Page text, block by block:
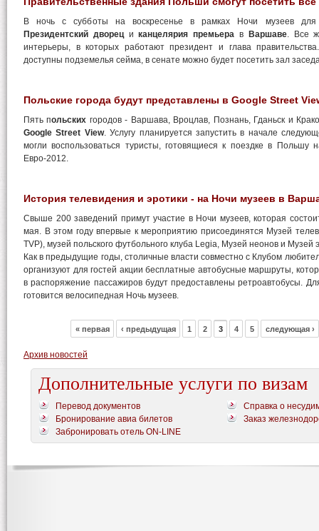
В ночь с субботы на воскресенье в рамках Ночи музеев для
Президентский дворециканцелярия премьера в Варшаве. Все
интерьеры, в которых работают президент и глава
доступны подземелья сейма, в сенате можно будет посетить зал
Польские города будут представлены в Google Street
Пять польских городов - Варшава, Вроцлав, Познань, Гданьск и
Google Street View. Услугу планируется запустить в начале
могли воспользоваться туристы, готовящиеся к поездке в Польшу
Евро-2012.
История телевидения и эротики - на Ночи музеев в
Свыше 200 заведений примут участие в Ночи музеев, которая
мая. В этом году впервые к мероприятию присоединятся Музей
TVP), музей польского футбольного клуба Legia, Музей неонов и Музей
Как в предыдущие годы, столичные власти совместно с Клубом
организуют для гостей акции бесплатные автобусные маршруты,
в распоряжение пассажиров будут предоставлены ретроавтобусы.
готовится велосипедная Ночь музеев.
« первая ‹ предыдущая 1 2 3 4 5 следующая ›
Архив новостей
Дополнительные услуги по визам
Перевод документов
Справка о
Бронирование авиа билетов
Заказ
Забронировать отель ON-LINE